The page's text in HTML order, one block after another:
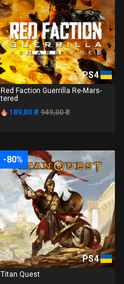
PS4
Red Faction Guerrilla Re-Mars-
tered
189,80 ₴ 949,00 ₴
-80%
PS4
Titan Quest